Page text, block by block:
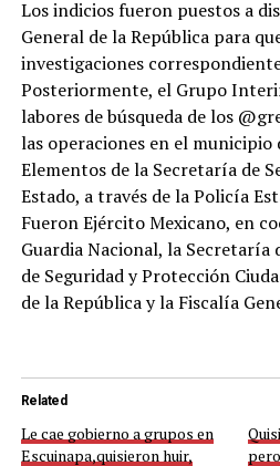
Los indicios fueron puestos a
General de la República para
investigaciones
Posteriormente, el Grupo
labores de búsqueda de los
las operaciones en el municipio
Elementos de la Secretaría de
Estado, a través de la Policía
Fueron Ejército Mexicano, en
Guardia Nacional, la Secretaría
de Seguridad y Protección
de la República y la Fiscalía
Related
Le cae gobierno a grupos en
Escuinapa,quisieron huir,